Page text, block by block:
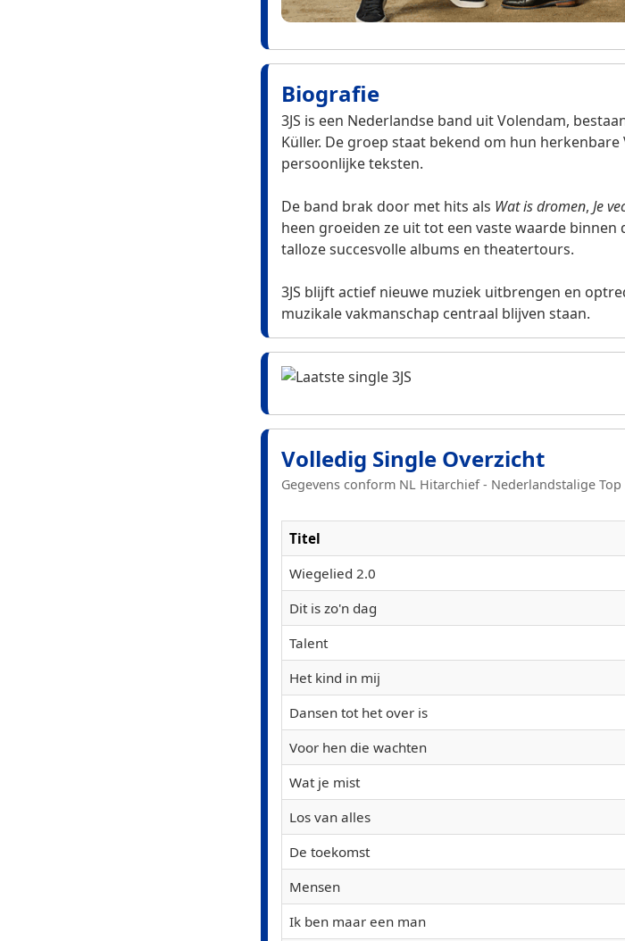
Biografie
3JS is een Nederlandse band uit Volendam,
Küller. De groep staat bekend om hun
persoonlijke teksten.
De band brak door met hits als Wat is dromen, Je
heen groeiden ze uit tot een vaste waarde
talloze succesvolle albums en theatertours.
3JS blijft actief nieuwe muziek uitbrengen en
muzikale vakmanschap centraal blijven staan.
Volledig Single Overzicht
Gegevens conform NL Hitarchief - Nederlandstalige Top
Titel
Wiegelied 2.0
Dit is zo'n dag
Talent
Het kind in mij
Dansen tot het over is
Voor hen die wachten
Wat je mist
Los van alles
De toekomst
Mensen
Ik ben maar een man